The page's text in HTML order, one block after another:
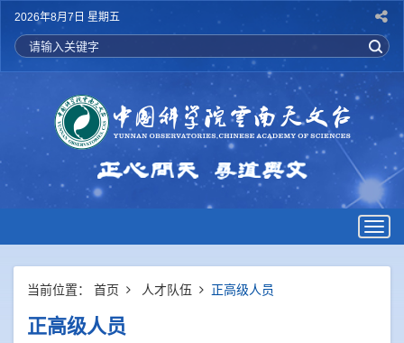
2026年8月7日 星期五
当前位置： 首页 人才队伍 正高级人员
正高级人员